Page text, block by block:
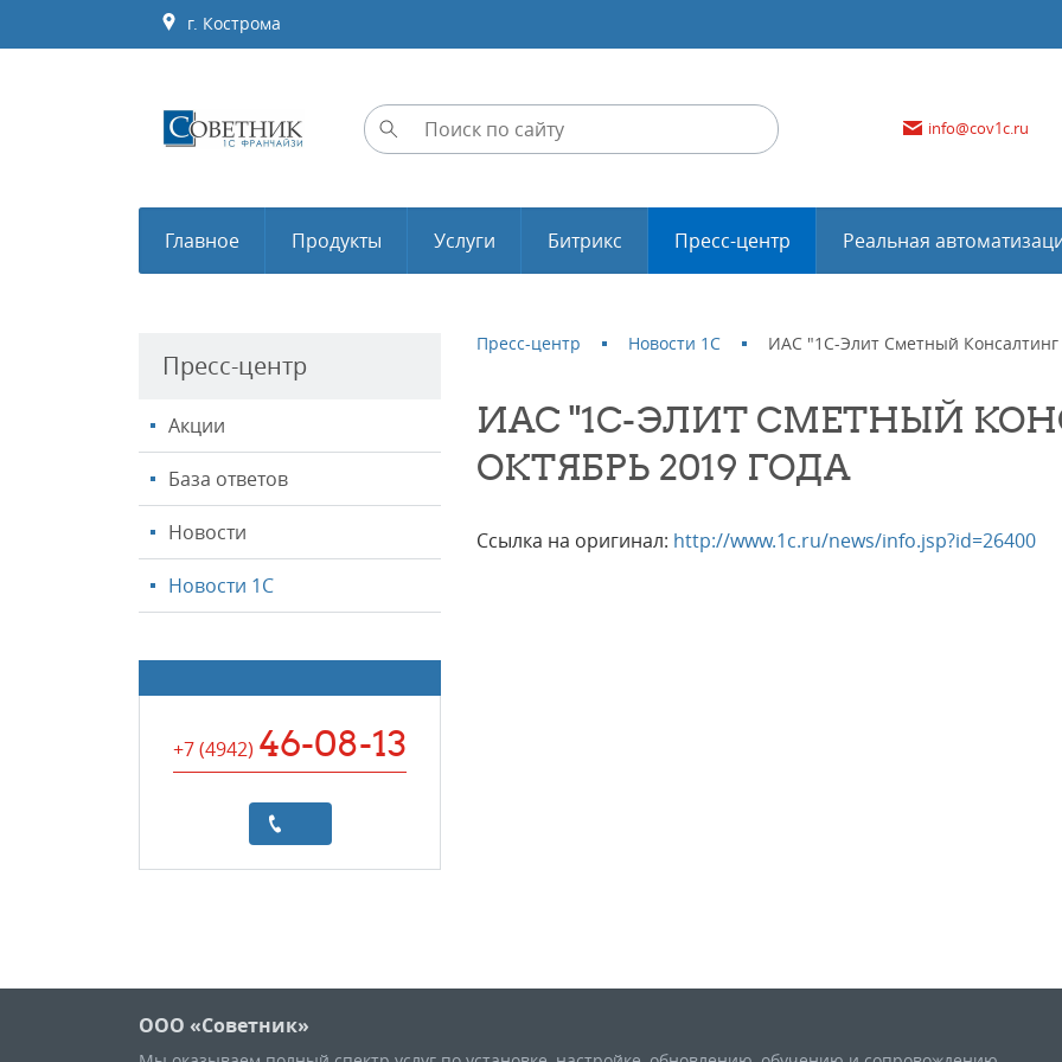
г. Кострома
info@cov1c.ru
Главное Продукты Услуги Битрикс Пресс-центр Реальная
Пресс-центр
Акции
База ответов
Новости
Новости 1С
+7 (4942) 46-08-13
Пресс-центр Новости 1С ИАС "1С-Элит Сметный Консалтинг
ИАС "1С-ЭЛИТ СМЕТНЫЙ
ОКТЯБРЬ 2019 ГОДА
Ссылка на оригинал: http://www.1c.ru/news/info.jsp?id=26400
ООО «Советник»